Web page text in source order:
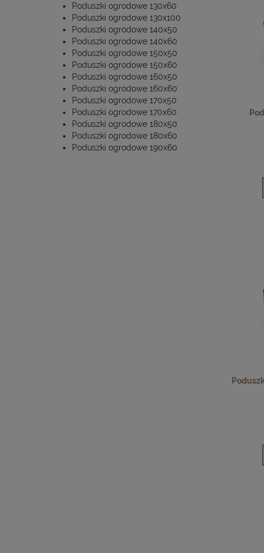
Poduszki ogrodowe 130x60
Poduszki ogrodowe 130x100
Poduszki ogrodowe 140x50
Poduszki ogrodowe 140x60
Poduszki ogrodowe 150x50
Poduszki ogrodowe 150x60
Poduszki ogrodowe 160x50
Poduszki ogrodowe 160x60
Poduszki ogrodowe 170x50
Poduszki ogrodowe 170x60
Poduszki ogrodowe 180x50
Poduszki ogrodowe 180x60
Poduszki ogrodowe 190x60